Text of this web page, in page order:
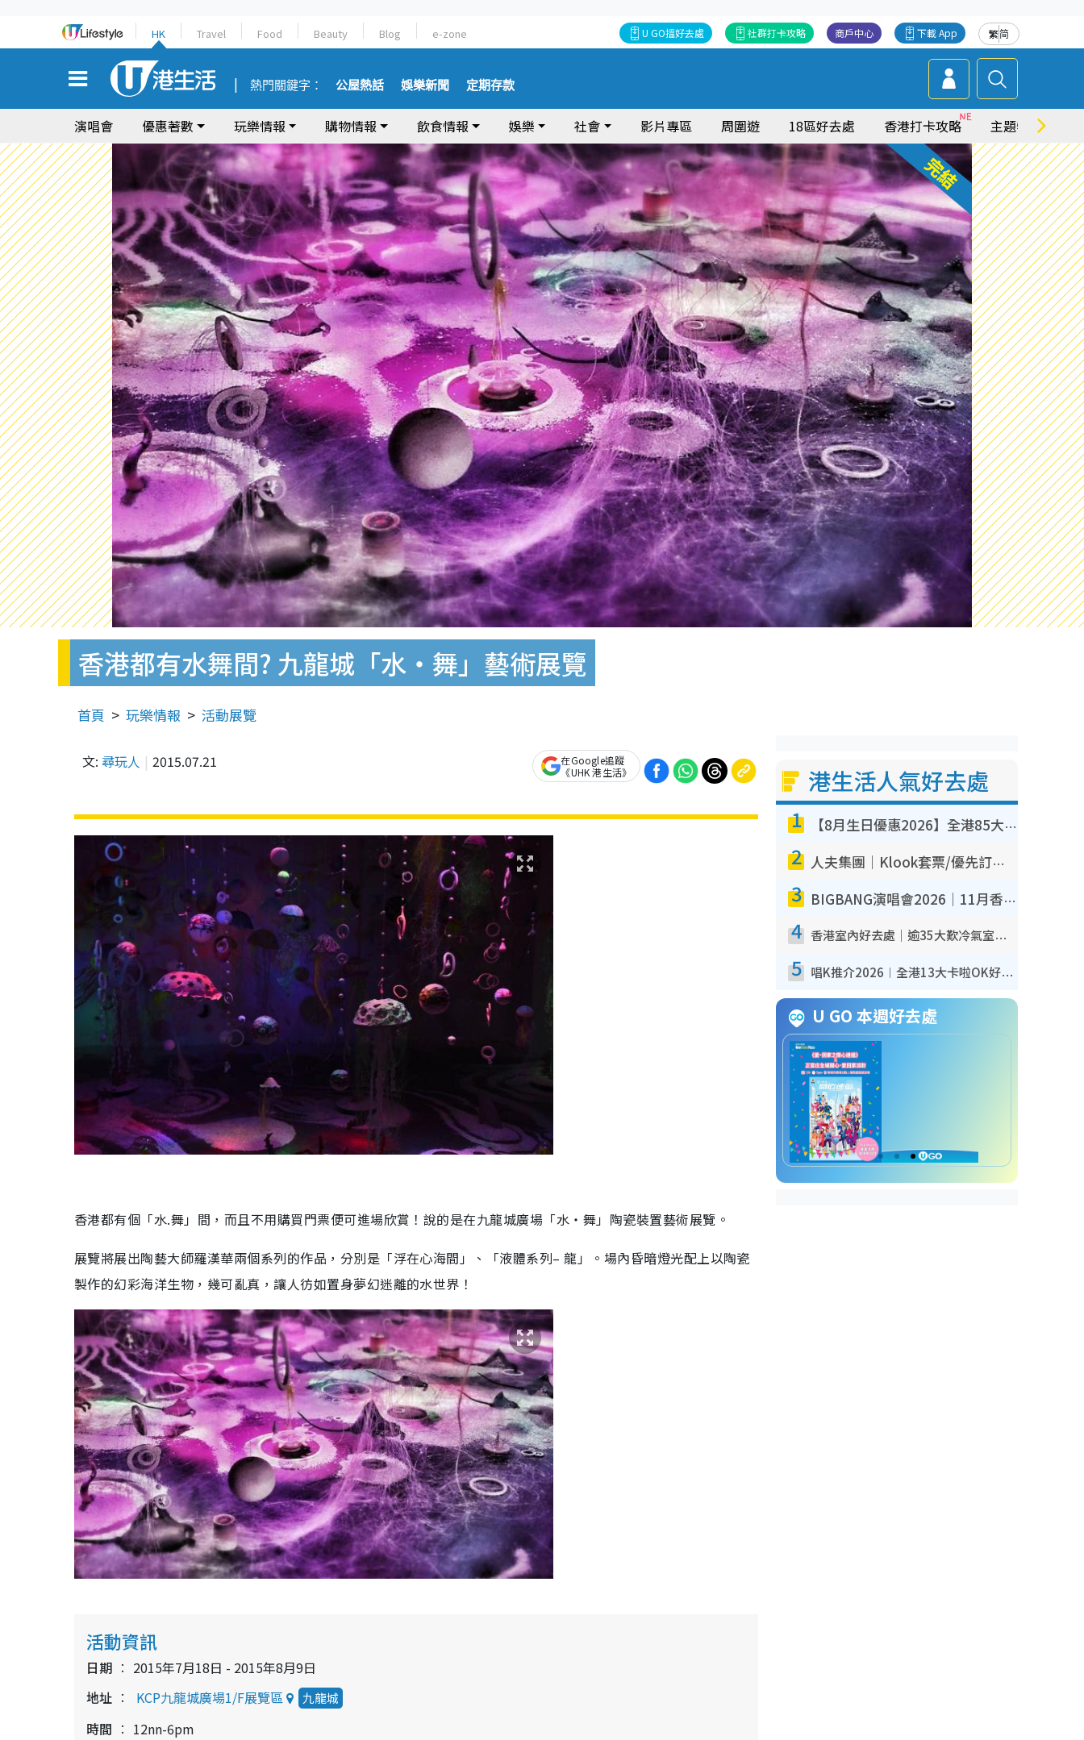
HK Travel Food Beauty Blog e-zone 繁简
下載 App
商戶中心
社群打卡攻略
U GO搵好去處
熱門關鍵字： 公屋熱話 娛樂新聞 定期存款
演唱會 優惠著數 玩樂情報 購物情報 飲食情報 娛樂 社會 影片專區 周圍遊 18區好去處 香港打卡攻略 主題特集
香港都有水舞間? 九龍城「水‧舞」藝術展覽
首頁 玩樂情報 活動展覽
文: 尋玩人 2015.07.21
在Google追蹤
《UHK 港生活》
香港都有個「水.舞」間，而且不用購買門票便可進場欣賞！說的是在九龍城廣場「水‧舞」陶瓷裝置藝術展覽。
展覽將展出陶藝大師羅漢華兩個系列的作品，分別是「浮在心海間」、「液體系列– 龍」。場內昏暗燈光配上以陶瓷
製作的幻彩海洋生物，幾可亂真，讓人彷如置身夢幻迷離的水世界！
活動資訊
日期
2015年7月18日 - 2015年8月9日
地址
KCP九龍城廣場1/F展覽區 九龍城
時間 12nn-6pm
港生活人氣好去處
1 【8月生日優惠2026】全港85大食買玩著數攻略 自助餐/火鍋放題同行免費＋誠品/DONKI送現金券
2 人夫集團｜Klook套票/優先訂票/公開發售搶飛攻略！附票價.購票連結.場地座位表
3 BIGBANG演唱會2026｜11月香港啟德開3場！實名制VIP申請、優先購票攻略
4 香港室內好去處｜逾35大歎冷氣室內好去處推介 室內活動免費避雨無懼落雨
5 唱K推介2026︱全港13大卡啦OK好去處！最平$36起 日文K都有！(附地址+收費詳情)
U GO 本週好去處